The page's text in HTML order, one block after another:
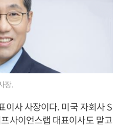
장.
이사 사장이다. 미국 자회사 S
사이언스랩 대표이사도 맡고